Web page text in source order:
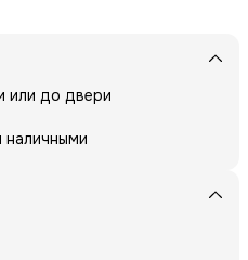
или до двери